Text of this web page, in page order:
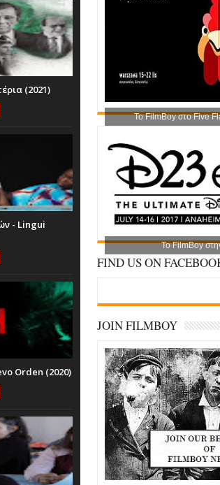
Το FilmBoy στο Five
Το FilmBoy
FIND US ON
JOIN FILMBOY
(2021)
- Lingui
Orden (2020)